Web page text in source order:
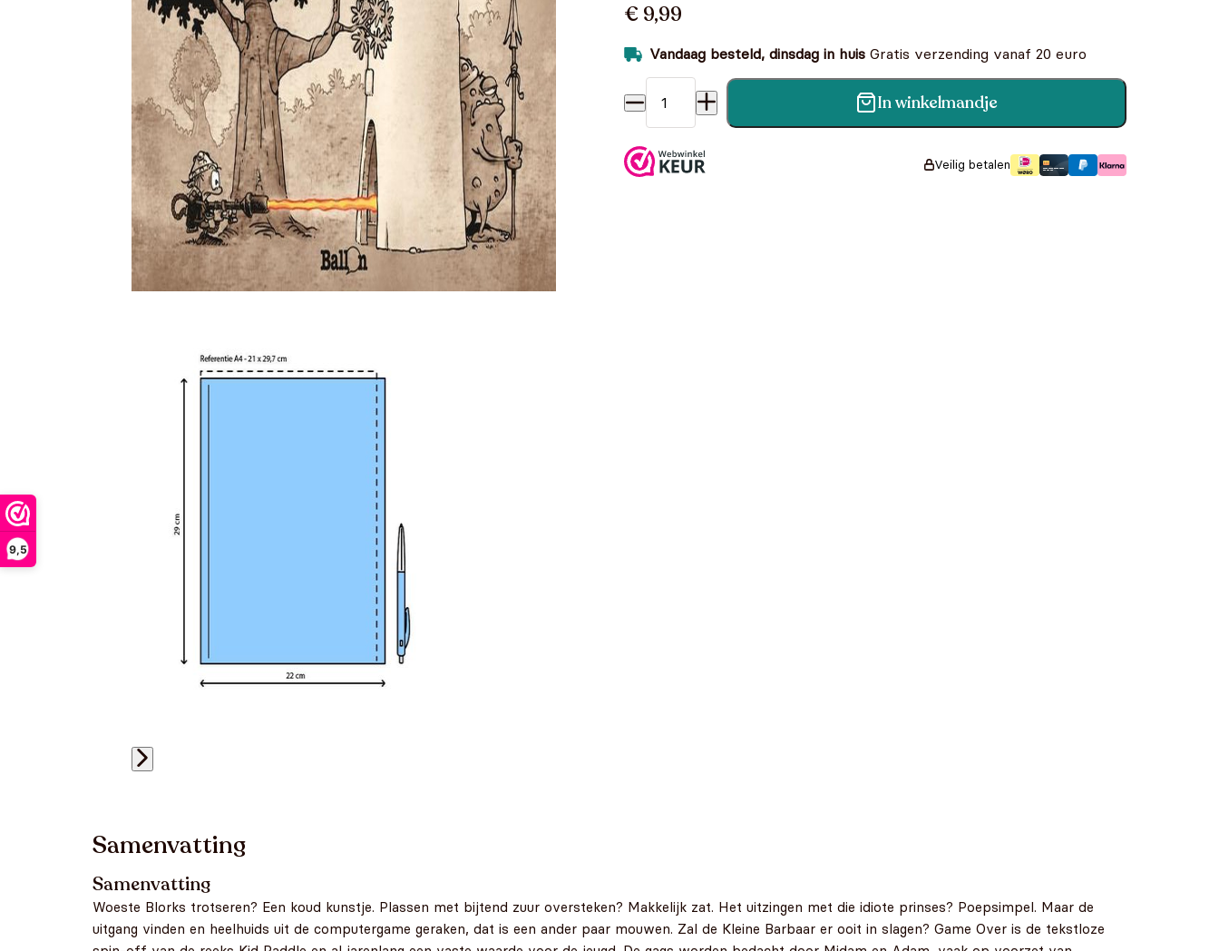
9,5
€ 9,99
Vandaag besteld, dinsdag in huis Gratis verzending vanaf 20 euro
Game over 12. royal barbeque aantal In winkelmandje
Veilig betalen
Samenvatting
Samenvatting
Woeste Blorks trotseren? Een koud kunstje. Plassen met bijtend zuur oversteken? Makkelijk zat. Het uitzingen met die idiote prinses? Poepsimpel. Maar de
uitgang vinden en heelhuids uit de computergame geraken, dat is een ander paar mouwen. Zal de Kleine Barbaar er ooit in slagen? Game Over is de tekstloze